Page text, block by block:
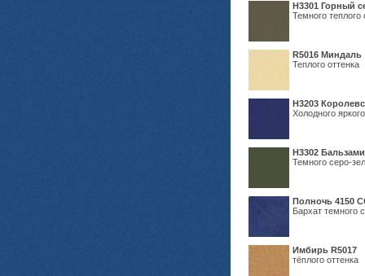
Н3301 Горный
Темного теплого
R5016 Миндаль
Теплого оттенка
Н3203
Холодного
Н3302
Темного серо-
Полночь 4150
Бархат темного
Имбирь R5017
тёплого оттенка